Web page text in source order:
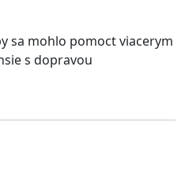
sa mohlo pomoct viacerym
s dopravou